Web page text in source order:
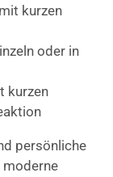
mit kurzen
oder in
kurzen
persönliche
moderne